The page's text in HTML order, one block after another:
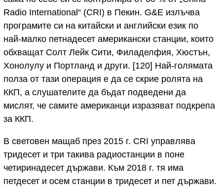
Radio International“ (CRI) в Пекин. G&E излъчва
програмите си на китайски и английски език по
най-малко петнадесет американски станции, които
обхващат Солт Лейк Сити, Филаделфия, Хюстън,
Хонолулу и Портланд и други. [120] Най-голямата
полза от тази операция е да се скрие ролята на
ККП, а слушателите да бъдат подведени да
мислят, че самите американци изразяват подкрепа
за ККП.
В световен мащаб през 2015 г. CRI управлява
тридесет и три такива радиостанции в поне
четиринадесет държави. Към 2018 г. тя има
петдесет и осем станции в тридесет и пет държави.